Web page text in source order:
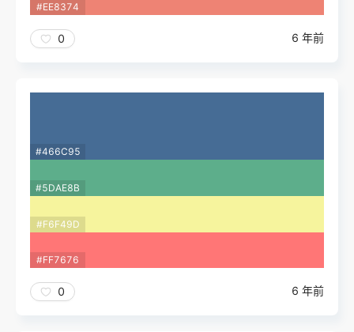
#EE8374
0 6 年前
#466C95
#5DAE8B
#F6F49D
#FF7676
0 6 年前